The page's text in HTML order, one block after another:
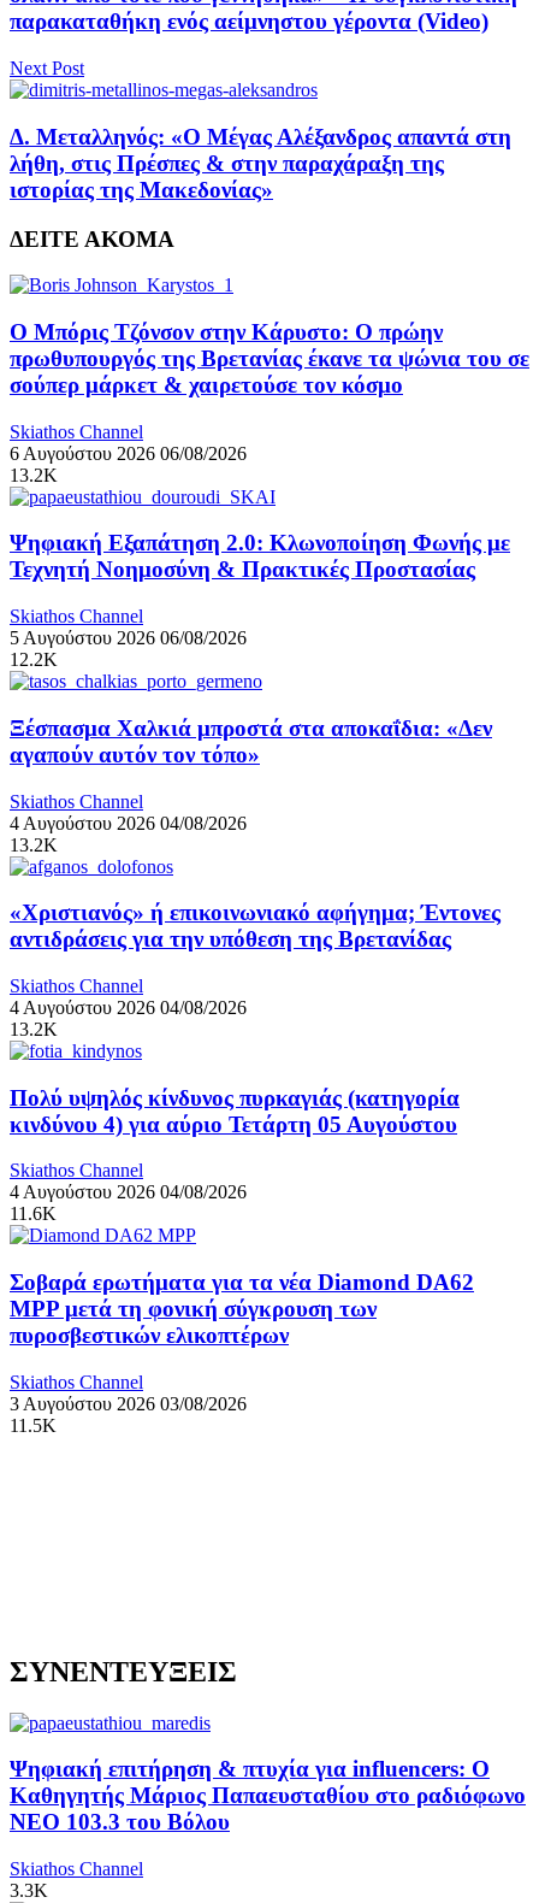
παρακαταθήκη ενός αείμνηστου γέροντα (Video)
Next Post
Δ. Μεταλληνός: «Ο Μέγας Αλέξανδρος απαντά στη
λήθη, στις Πρέσπες & στην παραχάραξη της
ιστορίας της Μακεδονίας»
ΔΕΙΤΕ ΑΚΟΜΑ
Ο Μπόρις Τζόνσον στην Κάρυστο: Ο πρώην
πρωθυπουργός της Βρετανίας έκανε τα ψώνια του σε
σούπερ μάρκετ & χαιρετούσε τον κόσμο
Skiathos Channel
6 Αυγούστου 2026 06/08/2026
13.2K
Ψηφιακή Εξαπάτηση 2.0: Κλωνοποίηση Φωνής με
Τεχνητή Νοημοσύνη & Πρακτικές Προστασίας
Skiathos Channel
5 Αυγούστου 2026 06/08/2026
12.2K
Ξέσπασμα Χαλκιά μπροστά στα αποκαΐδια: «Δεν
αγαπούν αυτόν τον τόπο»
Skiathos Channel
4 Αυγούστου 2026 04/08/2026
13.2K
«Χριστιανός» ή επικοινωνιακό αφήγημα; Έντονες
αντιδράσεις για την υπόθεση της Βρετανίδας
Skiathos Channel
4 Αυγούστου 2026 04/08/2026
13.2K
Πολύ υψηλός κίνδυνος πυρκαγιάς (κατηγορία
κινδύνου 4) για αύριο Τετάρτη 05 Αυγούστου
Skiathos Channel
4 Αυγούστου 2026 04/08/2026
11.6K
Σοβαρά ερωτήματα για τα νέα Diamond DA62
MPP μετά τη φονική σύγκρουση των
πυροσβεστικών ελικοπτέρων
Skiathos Channel
3 Αυγούστου 2026 03/08/2026
11.5K
ΣΥΝΕΝΤΕΥΞΕΙΣ
Ψηφιακή επιτήρηση & πτυχία για influencers: Ο
Καθηγητής Μάριος Παπαευσταθίου στο ραδιόφωνο
NEO 103.3 του Βόλου
Skiathos Channel
3.3K